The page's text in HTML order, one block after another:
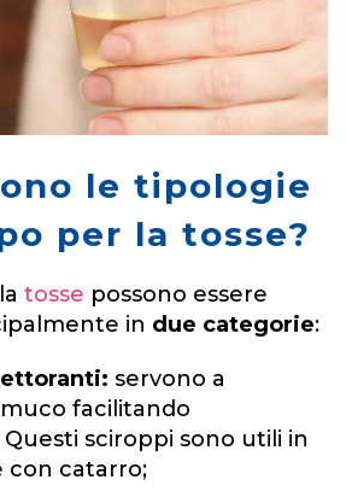
le tipologie
per la tosse?
tosse possono essere
in due categorie:
servono a
facilitando
Questi sciroppi sono utili in
con catarro;